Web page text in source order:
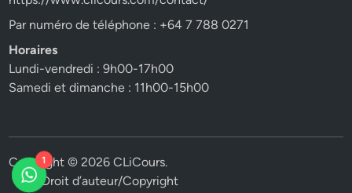
Par numéro de téléphone : +64 7 788 0271
Horaires
Lundi-vendredi : 9h00-17h00
Samedi et dimanche : 11h00-15h00
Copyright © 2026CLiCours.
Droit d’auteur/Copyright
1